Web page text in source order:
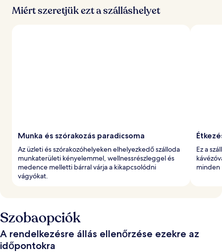
Miért szeretjük ezt a szálláshelyet
Munka és szórakozás paradicsoma
Az üzleti és szórakozóhelyeken elhelyezkedő szálloda
munkaterületi kényelemmel, wellnessrészleggel és
medence melletti bárral várja a kikapcsolódni
vágyókat.
Ez a
minden
Szobaopciók
A rendelkezésre állás ellenőrzése ezekre az
időpontokra